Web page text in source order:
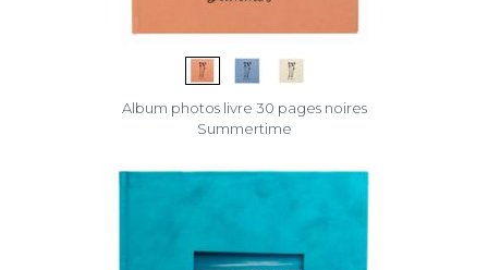
Album photos livre 30 pages noires
Summertime